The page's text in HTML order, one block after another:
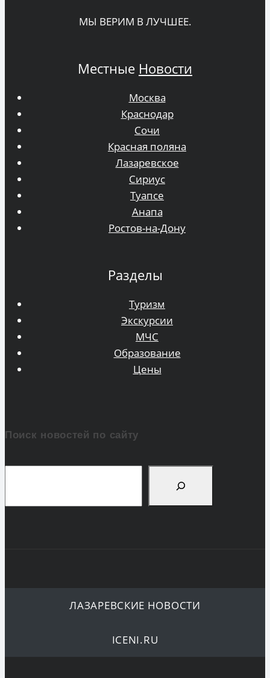
МЫ ВЕРИМ В ЛУЧШЕЕ.
Местные Новости
Москва
Краснодар
Сочи
Красная поляна
Лазаревское
Сириус
Туапсе
Анапа
Ростов-на-Дону
Разделы
Туризм
Экскурсии
МЧС
Образование
Цены
Поиск новостей по сайту
ЛАЗАРЕВСКИЕ НОВОСТИ
ICENI.RU